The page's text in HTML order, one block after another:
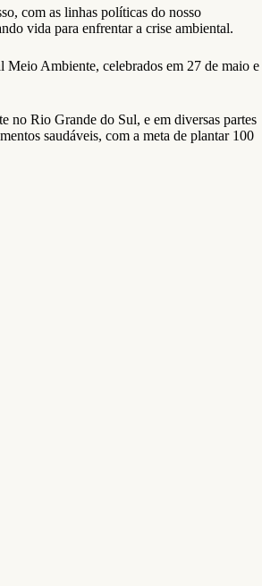
com as linhas políticas do nosso
vida para enfrentar a crise ambiental.
Meio Ambiente, celebrados em 27 de maio e
no Rio Grande do Sul, e em diversas partes
saudáveis, com a meta de plantar 100